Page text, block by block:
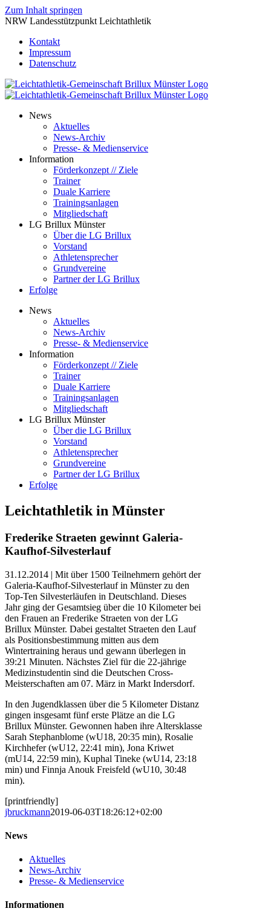
Zum Inhalt springen
NRW Landesstützpunkt Leichtathletik
Kontakt
Impressum
Datenschutz
News
Aktuelles
News-Archiv
Presse- & Medienservice
Information
Förderkonzept // Ziele
Trainer
Duale Karriere
Trainingsanlagen
Mitgliedschaft
LG Brillux Münster
Über die LG Brillux
Vorstand
Athletensprecher
Grundvereine
Partner der LG Brillux
Erfolge
News
Aktuelles
News-Archiv
Presse- & Medienservice
Information
Förderkonzept // Ziele
Trainer
Duale Karriere
Trainingsanlagen
Mitgliedschaft
LG Brillux Münster
Über die LG Brillux
Vorstand
Athletensprecher
Grundvereine
Partner der LG Brillux
Erfolge
Leichtathletik in Münster
Frederike Straeten gewinnt Galeria-
Kaufhof-Silvesterlauf
31.12.2014 | Mit über 1500 Teilnehmern gehört der
Galeria-Kaufhof-Silvesterlauf in Münster zu den
Top-Ten Silvesterläufen in Deutschland. Dieses
Jahr ging der Gesamtsieg über die 10 Kilometer bei
den Frauen an Frederike Straeten von der LG
Brillux Münster. Dabei gestaltet Straeten den Lauf
als Positionsbestimmung mitten aus dem
Wintertraining heraus und gewann überlegen in
39:21 Minuten. Nächstes Ziel für die 22-jährige
Medizinstudentin sind die Deutschen Cross-
Meisterschaften am 07. März in Markt Indersdorf.
In den Jugendklassen über die 5 Kilometer Distanz
gingen insgesamt fünf erste Plätze an die LG
Brillux Münster. Gewonnen haben ihre Altersklasse
Sarah Stephanblome (wU18, 20:35 min), Rosalie
Kirchhefer (wU12, 22:41 min), Jona Kriwet
(mU14, 22:59 min), Kuphal Tineke (wU14, 23:18
min) und Finnja Anouk Freisfeld (wU10, 30:48
min).
[printfriendly]
jbruckmann2019-06-03T18:26:12+02:00
News
Aktuelles
News-Archiv
Presse- & Medienservice
Informationen